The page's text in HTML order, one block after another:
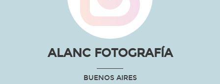
ALANC FOTOGRAFÍA
BUENOS AIRES